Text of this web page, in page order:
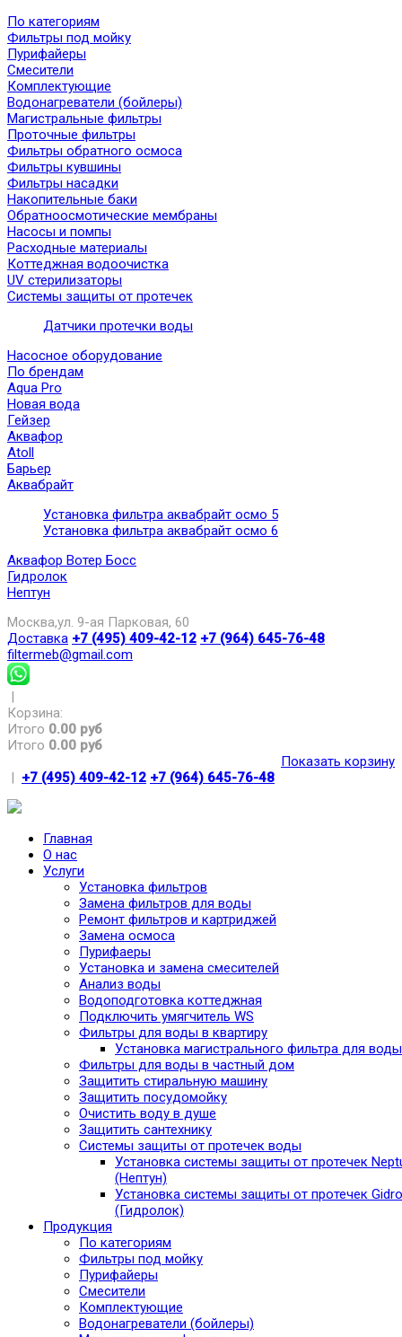
По категориям
Фильтры под мойку
Пурифайеры
Смесители
Комплектующие
Водонагреватели (бойлеры)
Магистральные фильтры
Проточные фильтры
Фильтры обратного осмоса
Фильтры кувшины
Фильтры насадки
Накопительные баки
Обратноосмотические мембраны
Насосы и помпы
Расходные материалы
Коттеджная водоочистка
UV стерилизаторы
Системы защиты от протечек
Датчики протечки воды
Насосное оборудование
По брендам
Aqua Pro
Новая вода
Гейзер
Аквафор
Atoll
Барьер
Аквабрайт
Установка фильтра аквабрайт осмо 5
Установка фильтра аквабрайт осмо 6
Аквафор Вотер Босс
Гидролок
Нептун
Москва,ул. 9-ая Парковая, 60
Доставка +7 (495) 409-42-12 +7 (964) 645-76-48
filtermeb@gmail.com
|
Корзина:
Итого 0.00 руб
Итого 0.00 руб
Показать корзину
| +7 (495) 409-42-12 +7 (964) 645-76-48
Главная
О нас
Услуги
Установка фильтров
Замена фильтров для воды
Ремонт фильтров и картриджей
Замена осмоса
Пурифаеры
Установка и замена смесителей
Анализ воды
Водоподготовка коттеджная
Подключить умягчитель WS
Фильтры для воды в квартиру
Установка магистрального фильтра для воды
Фильтры для воды в частный дом
Защитить стиральную машину
Защитить посудомойку
Очистить воду в душе
Защитить сантехнику
Системы защиты от протечек воды
Установка системы защиты от протечек
(Нептун)
Установка системы защиты от протечек
(Гидролок)
Продукция
По категориям
Фильтры под мойку
Пурифайеры
Смесители
Комплектующие
Водонагреватели (бойлеры)